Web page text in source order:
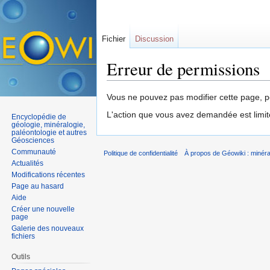
Erreur de permissions
Vous ne pouvez pas modifier cette page,
L'action que vous avez demandée est
Fichier Discussion
Encyclopédie de
géologie, minéralogie,
paléontologie et autres
Géosciences
Communauté
Actualités
Modifications récentes
Page au hasard
Aide
Créer une nouvelle
page
Galerie des nouveaux
fichiers
Outils
Politique de confidentialité À propos de Géowiki :